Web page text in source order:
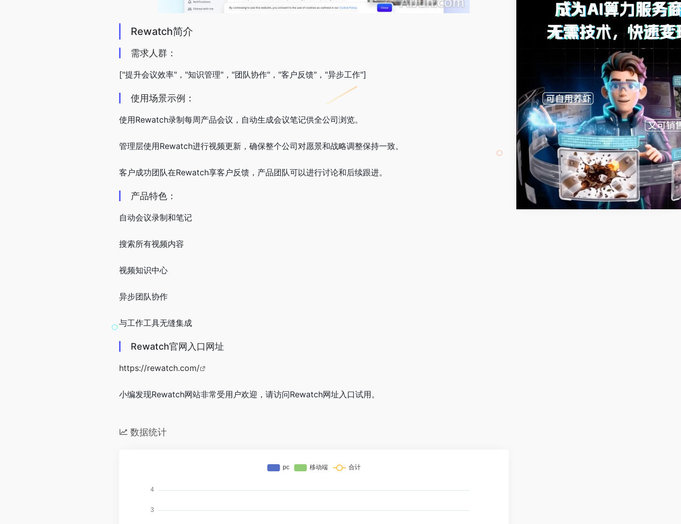
Rewatch简介
需求人群：
["提升会议效率"，"知识管理"，"团队协作"，"客户反馈"，"异步工作"]
使用场景示例：
使用Rewatch录制每周产品会议，自动生成会议笔记供全公司浏览。
管理层使用Rewatch进行视频更新，确保整个公司对愿景和战略调整保持一致。
客户成功团队在Rewatch享客户反馈，产品团队可以进行讨论和后续跟进。
产品特色：
自动会议录制和笔记
搜索所有视频内容
视频知识中心
异步团队协作
与工作工具无缝集成
Rewatch官网入口网址
https://rewatch.com/
小编发现Rewatch网站非常受用户欢迎，请访问Rewatch网址入口试用。
数据统计